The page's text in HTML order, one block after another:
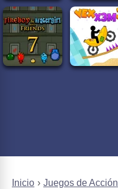
Inicio Juegos de Acción